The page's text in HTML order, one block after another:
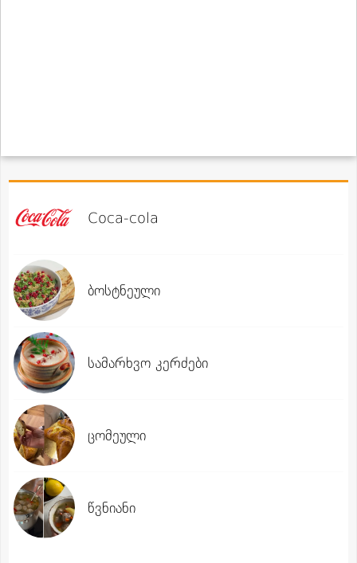
Coca-cola
ბოსტნეული
სამარხვო კერძები
ცომეული
წვნიანი